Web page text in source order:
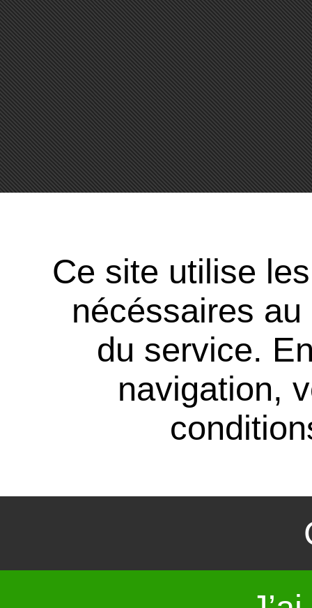
Ce site utilise
nécéssaires
du service.
navigation,